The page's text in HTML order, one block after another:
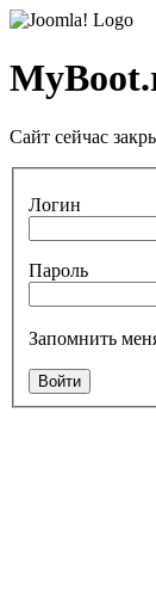
Сайт сейчас
Логин
Пароль
Запомнить